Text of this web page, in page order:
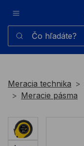
Čo hľadáte?
Meracia technika
Meracie pásma